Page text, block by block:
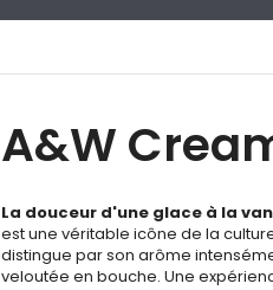
A&W
La douceur d'une glace à la
est une véritable icône de la
distingue par son arôme
veloutée en bouche. Une